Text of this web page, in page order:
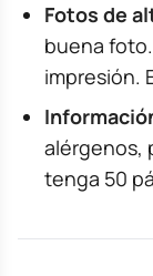
Fotos de
buena
impresión.
alérgenos,
tenga 50